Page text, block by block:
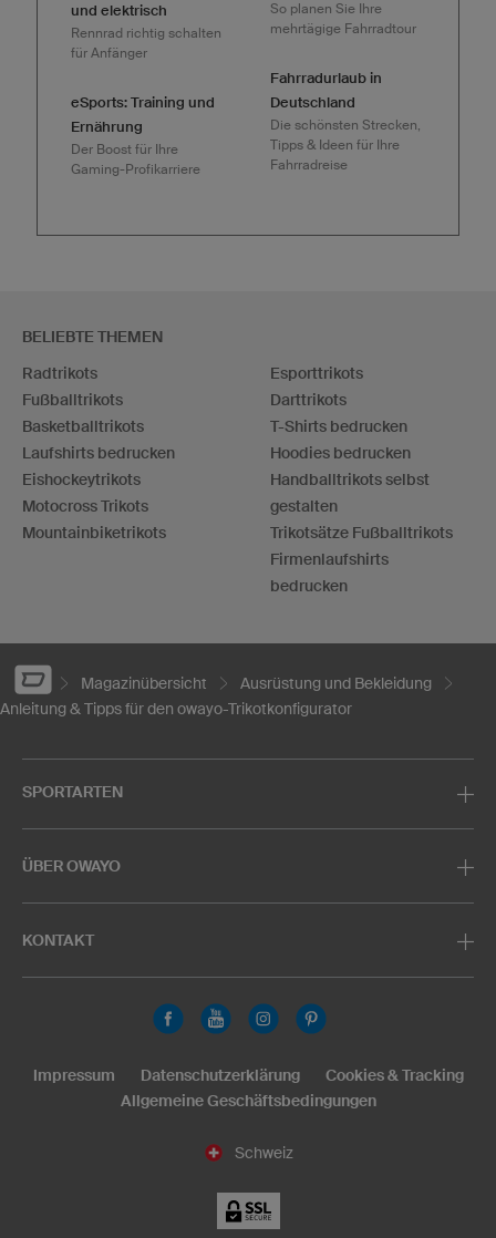
und elektrisch
Rennrad richtig schalten
für Anfänger
eSports: Training und
Ernährung
Der Boost für Ihre
Gaming-Profikarriere
So planen Sie Ihre
mehrtägige Fahrradtour
Fahrradurlaub in
Deutschland
Die schönsten Strecken,
Tipps & Ideen für Ihre
Fahrradreise
BELIEBTE THEMEN
Radtrikots
Fußballtrikots
Basketballtrikots
Laufshirts bedrucken
Eishockeytrikots
Motocross Trikots
Mountainbiketrikots
Esporttrikots
Darttrikots
T-Shirts bedrucken
Hoodies bedrucken
Handballtrikots selbst
gestalten
Trikotsätze Fußballtrikots
Firmenlaufshirts
bedrucken
Magazinübersicht
Ausrüstung und Bekleidung
Anleitung & Tipps für den owayo-Trikotkonfigurator
SPORTARTEN
ÜBER OWAYO
KONTAKT
Schweiz
Impressum Datenschutzerklärung
Cookies & Tracking
Allgemeine Geschäftsbedingungen